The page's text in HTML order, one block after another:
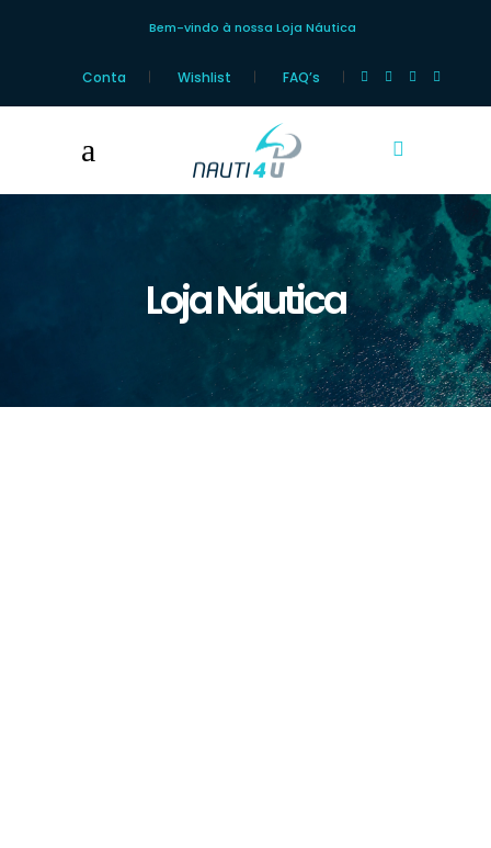
Bem-vindo à nossa Loja Náutica
Conta Wishlist FAQ’s
Loja Náutica